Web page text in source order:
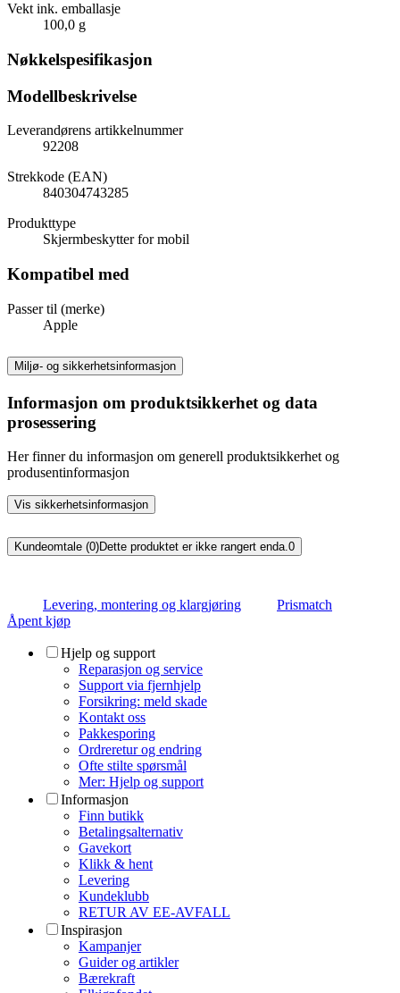
Vekt ink. emballasje
100,0 g
Nøkkelspesifikasjon
Modellbeskrivelse
Leverandørens artikkelnummer
92208
Strekkode (EAN)
840304743285
Produkttype
Skjermbeskytter for mobil
Kompatibel med
Passer til (merke)
Apple
Miljø- og sikkerhetsinformasjon
Informasjon om produktsikkerhet og data
prosessering
Her finner du informasjon om generell produktsikkerhet og
produsentinformasjon
Vis sikkerhetsinformasjon
Kundeomtale (0)Dette produktet er ikke rangert enda.0
Levering, montering og klargjøring
Prismatch
Åpent kjøp
Hjelp og support
Reparasjon og service
Support via fjernhjelp
Forsikring: meld skade
Kontakt oss
Pakkesporing
Ordreretur og endring
Ofte stilte spørsmål
Mer: Hjelp og support
Informasjon
Finn butikk
Betalingsalternativ
Gavekort
Klikk & hent
Levering
Kundeklubb
RETUR AV EE-AVFALL
Inspirasjon
Kampanjer
Guider og artikler
Bærekraft